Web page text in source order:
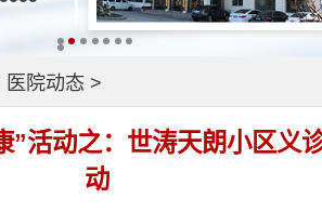
医院动态>
”活动之：世涛天朗小区义
动